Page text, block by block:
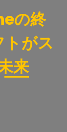
の終
がス
来